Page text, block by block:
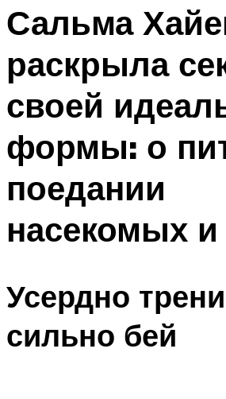
ВЕЛОСИПЕД
ПОХУДЕНИЕ
МЕНЮ
Сальма
раскрыла
своей
формы: о
поедании
насекомых и
Усердно
сильно бей